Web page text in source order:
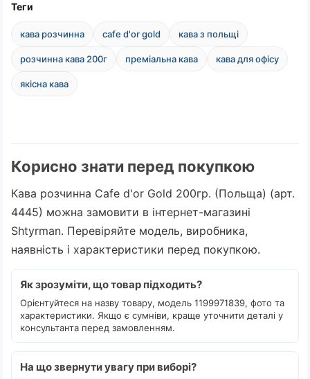
Теги
кава розчинна cafe d'or gold кава з польщі
розчинна кава 200г преміальна кава кава для офісу
якісна кава
Корисно знати перед покупкою
Кава розчинна Cafe d'or Gold 200гр. (Польща) (арт.
4445) можна замовити в інтернет-магазині
Shtyrman. Перевіряйте модель, виробника,
наявність і характеристики перед покупкою.
Як зрозуміти, що товар підходить?
Орієнтуйтеся на назву товару, модель 1199971839, фото та
характеристики. Якщо є сумніви, краще уточнити деталі у
консультанта перед замовленням.
На що звернути увагу при виборі?